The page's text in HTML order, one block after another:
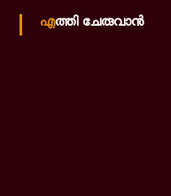
എത്തി ചേരുവാൻ